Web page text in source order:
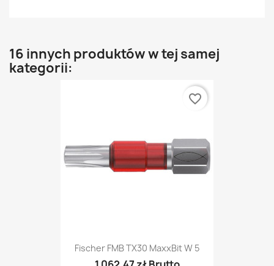
16 innych produktów w tej samej
kategorii:
Fischer FMB TX30 MaxxBit W 5
favorite_border